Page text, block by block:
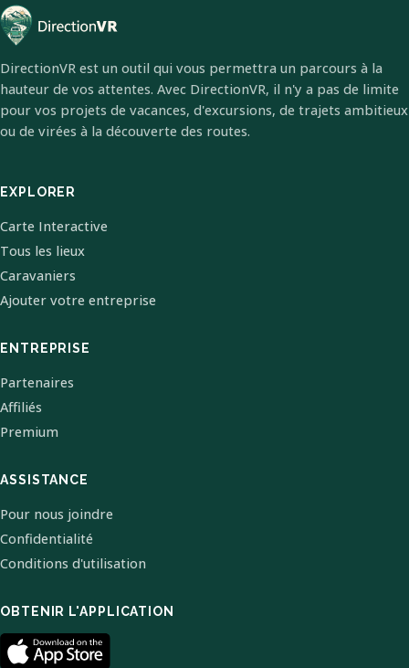
DirectionVR est un outil qui vous permettra un parcours à la
hauteur de vos attentes. Avec DirectionVR, il n'y a pas de limite
pour vos projets de vacances, d'excursions, de trajets ambitieux
ou de virées à la découverte des routes.
EXPLORER
Carte Interactive
Tous les lieux
Caravaniers
Ajouter votre entreprise
ENTREPRISE
Partenaires
Affiliés
Premium
ASSISTANCE
Pour nous joindre
Confidentialité
Conditions d'utilisation
OBTENIR L'APPLICATION